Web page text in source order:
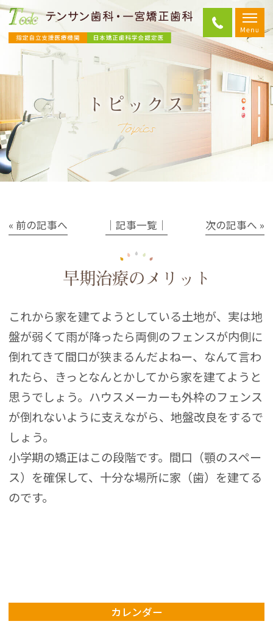
トピックス
Topics
« 前の記事へ │記事一覧│ 次の記事へ »
早期治療のメリット
これから家を建てようとしている土地が、実は地
盤が弱くて雨が降ったら両側のフェンスが内側に
倒れてきて間口が狭まるんだよねー、なんて言わ
れたら、きっとなんとかしてから家を建てようと
思うでしょう。ハウスメーカーも外枠のフェンス
が倒れないように支えながら、地盤改良をするで
しょう。
小学期の矯正はこの段階です。間口（顎のスペー
ス）を確保して、十分な場所に家（歯）を建てる
のです。
カレンダー